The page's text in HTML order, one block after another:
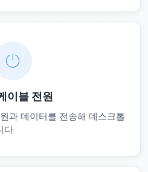
이블 전원
과 데이터를 전송해 데스크톱
다